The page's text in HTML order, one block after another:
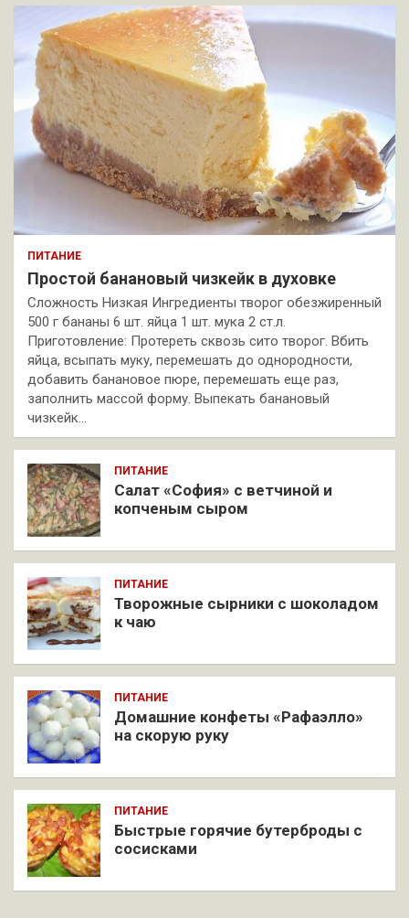
ПИТАНИЕ
Простой банановый чизкейк в духовке
Сложность Низкая Ингредиенты творог обезжиренный
500 г бананы 6 шт. яйца 1 шт. мука 2 ст.л.
Приготовление: Протереть сквозь сито творог. Вбить
яйца, всыпать муку, перемешать до однородности,
добавить банановое пюре, перемешать еще раз,
заполнить массой форму. Выпекать банановый
чизкейк…
ПИТАНИЕ
Салат «София» с ветчиной и
копченым сыром
ПИТАНИЕ
Творожные сырники с шоколадом
к чаю
ПИТАНИЕ
Домашние конфеты «Рафаэлло»
на скорую руку
ПИТАНИЕ
Быстрые горячие бутерброды с
сосисками